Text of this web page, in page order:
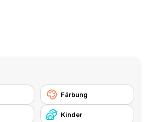
Färbung
Kinder